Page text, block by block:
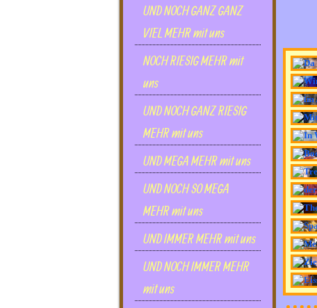
UND NOCH GANZ GANZ
VIEL MEHR mit uns
NOCH RIESIG MEHR mit
uns
UND NOCH GANZ RIESIG
MEHR mit uns
UND MEGA MEHR mit uns
UND NOCH SO MEGA
MEHR mit uns
UND IMMER MEHR mit uns
UND NOCH IMMER MEHR
mit uns